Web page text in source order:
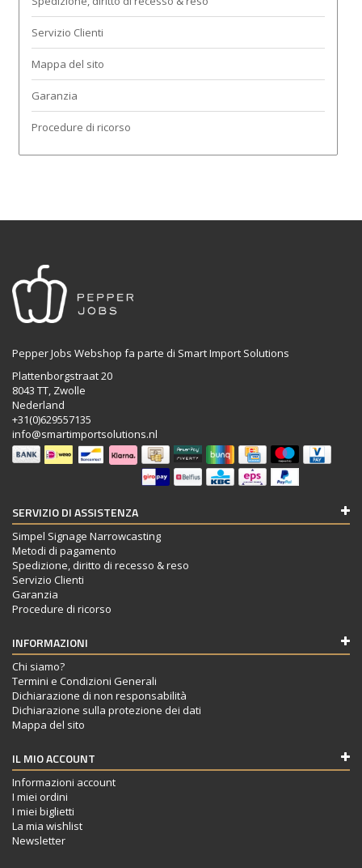
Servizio Clienti
Mappa del sito
Garanzia
Procedure di ricorso
Pepper Jobs Webshop fa parte di Smart Import Solutions
Plattenborgstraat 20
8043 TT, Zwolle
Nederland
+31(0)629557135
info@smartimportsolutions.nl
SERVIZIO DI ASSISTENZA
Simpel Signage Narrowcasting
Metodi di pagamento
Spedizione, diritto di recesso & reso
Servizio Clienti
Garanzia
Procedure di ricorso
INFORMAZIONI
Chi siamo?
Termini e Condizioni Generali
Dichiarazione di non responsabilità
Dichiarazione sulla protezione dei dati
Mappa del sito
IL MIO ACCOUNT
Informazioni account
I miei ordini
I miei biglietti
La mia wishlist
Newsletter